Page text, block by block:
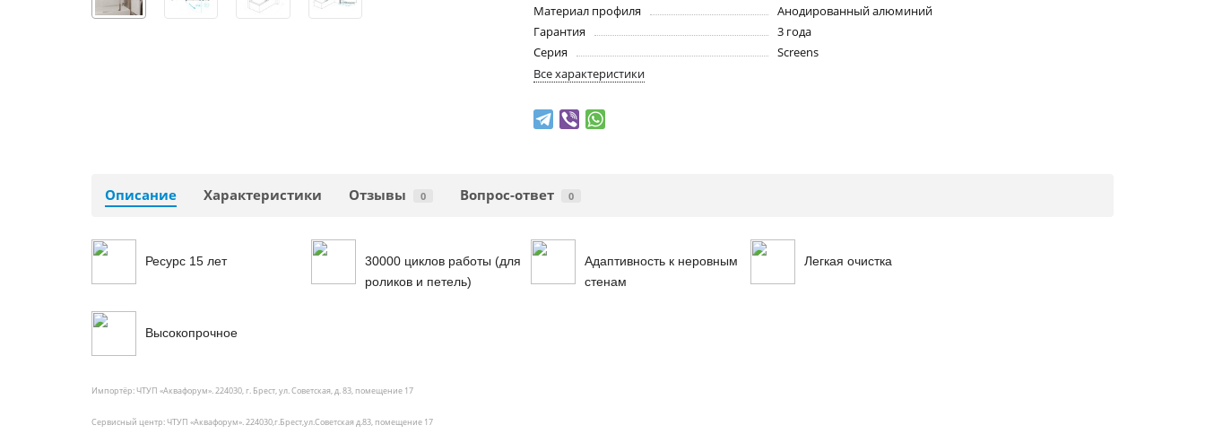
Материал профиля
Анодированный алюминий
Гарантия
3 года
Серия
Screens
Все характеристики
Описание Характеристики Отзывы 0 Вопрос-ответ 0
Ресурс 15 лет
30000 циклов работы (для
роликов и петель)
Адаптивность к неровным
стенам
Легкая очистка
Высокопрочное
Импортёр: ЧТУП «Аквафорум». 224030, г. Брест, ул. Советская, д. 83, помещение 17
Сервисный центр: ЧТУП «Аквафорум». 224030,г.Брест,ул.Советская д.83, помещение 17